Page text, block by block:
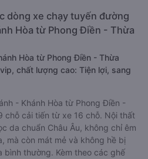
dòng xe chạy tuyến đường
Hòa từ Phong Điền - Thừa
Hòa từ Phong Điền - Thừa
chất lượng cao: Tiện lợi, sang
- Khánh Hòa từ Phong Điền -
chỗ cải tiến từ xe 16 chỗ. Nội thất
da chuẩn Châu Âu, không chỉ êm
mà còn mát mẻ và không hề bị
bình thường. Kèm theo các ghế